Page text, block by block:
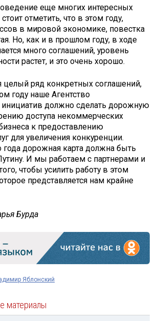
еще многих интересных
отметить, что в этом году,
в мировой экономике, повестка
Но, как и в прошлом году, в ходе
много соглашений, уровень
растет, и это очень хорошо.
целый ряд конкретных соглашений,
году наше Агентство
инициатив должно сделать дорожную
доступа некоммерческих
к предоставлению
для увеличения конкуренции.
года дорожная карта должна быть
И мы работаем с партнерами и
чтобы усилить работу в этом
представляется нам крайне
Бурда
Яблонский
материалы